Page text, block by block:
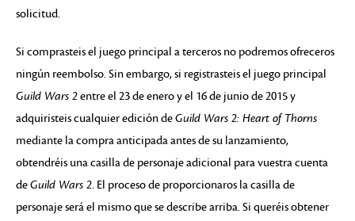
solicitud.
Si comprasteis el juego principal a terceros no podremos ofreceros
ningún reembolso. Sin embargo, si registrasteis el juego principal
Guild Wars 2entre el 23 de enero y el 16 de junio de 2015 y
adquiristeis cualquier edición deGuild Wars 2: Heart of Thorns
mediante la compra anticipada antes de su lanzamiento,
obtendréis una casilla de personaje adicional para vuestra cuenta
deGuild Wars 2. El proceso de proporcionaros la casilla de
personaje será el mismo que se describe arriba. Si queréis obtener